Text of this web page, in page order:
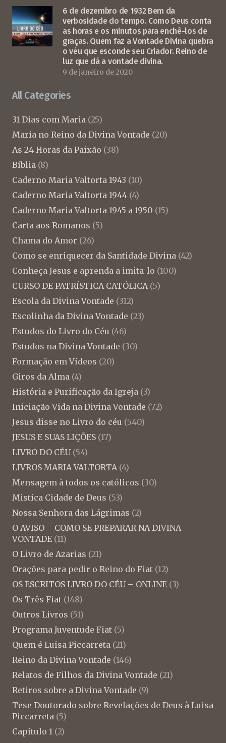
6 de dezembro de 1932 Bem da
verbosidade do tempo. Como Deus conta
as horas e os minutos para enchê-los de
graças. Quem faz a Vontade Divina quebra
o véu que esconde seu Criador. Reino de
luz que dá a vontade divina.
9 de janeiro de 2020
All Categories
31 Dias com Maria (25)
Maria no Reino da Divina Vontade (20)
As 24 Horas da Paixão (38)
Bíblia (8)
Caderno Maria Valtorta 1943 (10)
Caderno Maria Valtorta 1944 (4)
Caderno Maria Valtorta 1945 a 1950 (15)
Carta aos Romanos (5)
Chama do Amor (26)
Como se enriquecer da Santidade Divina (42)
Conheça Jesus e aprenda a imita-lo (100)
CURSO DE PATRÍSTICA CATÓLICA(5)
Escola da Divina Vontade (312)
Escolinha da Divina Vontade (23)
Estudos do Livro do Céu (46)
Estudos na Divina Vontade (30)
Formação em Vídeos (20)
Giros da Alma (4)
História e Purificação da Igreja (3)
Iniciação Vida na Divina Vontade (72)
Jesus disse no Livro do céu (540)
JESUS E SUAS LIÇÕES (17)
LIVRO DO CÉU (54)
LIVROS MARIA VALTORTA(4)
Mensagem à todos os católicos (30)
Mistica Cidade de Deus (53)
Nossa Senhora das Lágrimas (2)
O AVISO – COMO SE PREPARAR NA DIVINA
VONTADE (11)
O Livro de Azarias (21)
Orações para pedir o Reino do Fiat (12)
OS ESCRITOS LIVRO DO CÉU – ONLINE (3)
Os Três Fiat (148)
Outros Livros (51)
Programa Juventude Fiat (5)
Quem é Luisa Piccarreta (21)
Reino da Divina Vontade (146)
Relatos de Filhos da Divina Vontade (21)
Retiros sobre a Divina Vontade (9)
Tese Doutorado sobre Revelações de Deus à Luisa
Piccarreta (5)
Capítulo 1 (2)